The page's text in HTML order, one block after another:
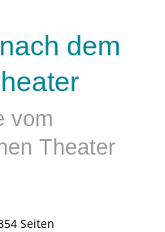
dem
vom
Theater
Seiten